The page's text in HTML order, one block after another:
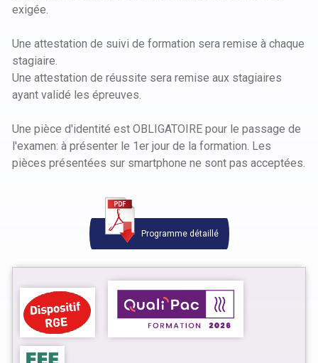
exigée.
Une attestation de suivi de formation sera remise à chaque
stagiaire.
Une attestation de réussite sera remise aux stagiaires
ayant validé les épreuves.
Une pièce d'identité est OBLIGATOIRE pour le passage de
l'examen: à présenter le 1er jour de la formation. Les
pièces présentées sur smartphone ne sont pas acceptées.
Programme détaillé